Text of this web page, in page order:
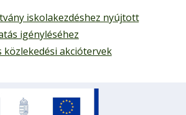
iskolakezdéshez nyújtott
igényléséhez
közlekedési akciótervek